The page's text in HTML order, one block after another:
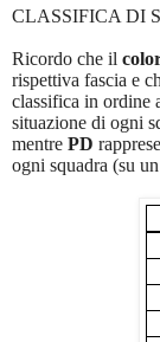
CLASSIFICA DI
Ricordo che il
rispettiva fascia e
classifica in ordine
situazione di ogni
mentre PD
ogni squadra (su